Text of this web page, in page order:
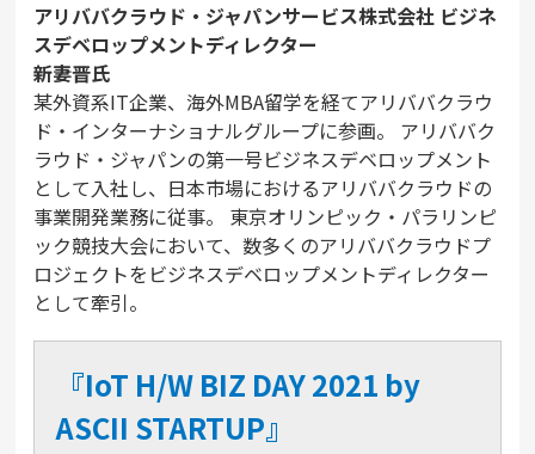
アリババクラウド・ジャパンサービス株式会社 ビジネ
スデベロップメントディレクター
新妻晋氏
某外資系IT企業、海外MBA留学を経てアリババクラウ
ド・インターナショナルグループに参画。 アリババク
ラウド・ジャパンの第一号ビジネスデベロップメント
として入社し、日本市場におけるアリババクラウドの
事業開発業務に従事。 東京オリンピック・パラリンピ
ック競技大会において、数多くのアリババクラウドプ
ロジェクトをビジネスデベロップメントディレクター
として牽引。
『IoT H/W BIZ DAY 2021 by
ASCII STARTUP』